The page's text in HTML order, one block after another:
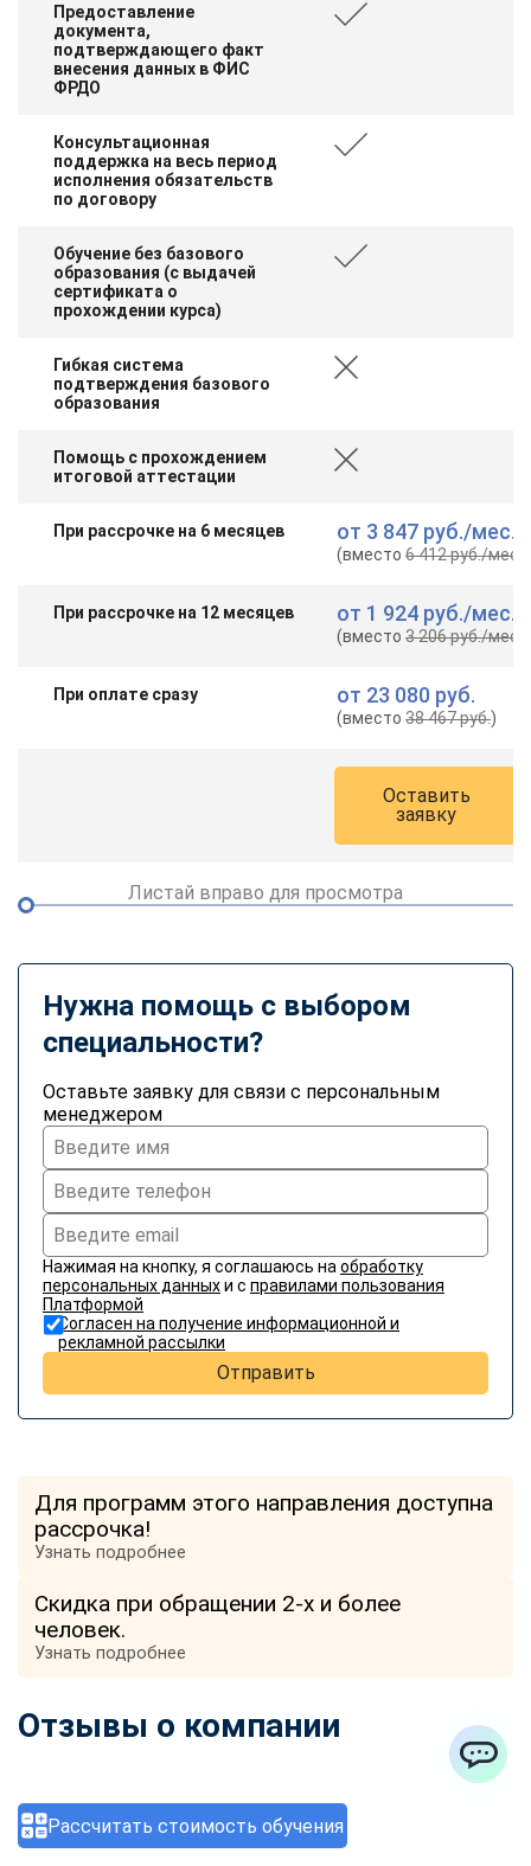
Рассчитать стоимость обучения
Предоставление
документа,
подтверждающего факт
внесения данных в ФИС
ФРДО
Консультационная
поддержка на весь период
исполнения обязательств
по договору
Обучение без базового
образования (с выдачей
сертификата о
прохождении курса)
Гибкая система
подтверждения базового
образования
Помощь с прохождением
итоговой аттестации
При рассрочке на 6 месяцев от 3 847 руб./мес.
(вместо6 412 руб./мес.
При рассрочке на 12 месяцев от 1 924 руб./мес.
(вместо3 206 руб./мес.
При оплате сразу от 23 080 руб.
(вместо38 467 руб.)
Оставить
заявку
Листай вправо для просмотра
Нужна помощь с выбором
специальности?
Оставьте заявку для связи с персональным
менеджером
Нажимая на кнопку, я соглашаюсь на обработку
персональных данныхи с правилами пользования
Платформой
Согласен на получение информационной и
рекламной рассылки
Отправить
Для программ этого направления доступна
рассрочка!
Узнать подробнее
Скидка при обращении 2-х и более
человек.
Узнать подробнее
Отзывы о компании
Мессенджеры
Telegram WhatsApp
Vkontakte
Max